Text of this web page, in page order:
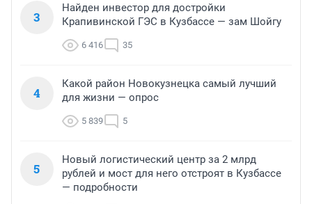
3
Найден инвестор для достройки
Крапивинской ГЭС в Кузбассе — зам Шойгу
6 416 35
4
Какой район Новокузнецка самый лучший
для жизни — опрос
5 839 5
5
Новый логистический центр за 2 млрд
рублей и мост для него отстроят в Кузбассе
— подробности